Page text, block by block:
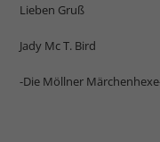
Lieben Gruß
Jady Mc T. Bird
-Die Möllner